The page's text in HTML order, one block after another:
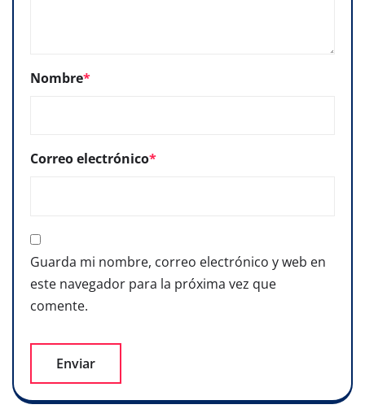
Nombre*
Correo electrónico*
Guarda mi nombre, correo electrónico y web en
este navegador para la próxima vez que
comente.